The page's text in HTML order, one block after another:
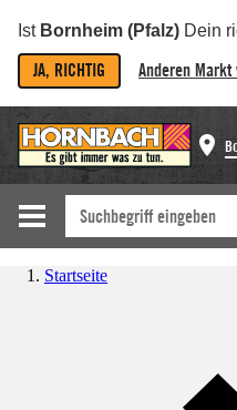
Ist Bornheim (Pfalz) Dein
JA, RICHTIG Anderen Markt
Startseite